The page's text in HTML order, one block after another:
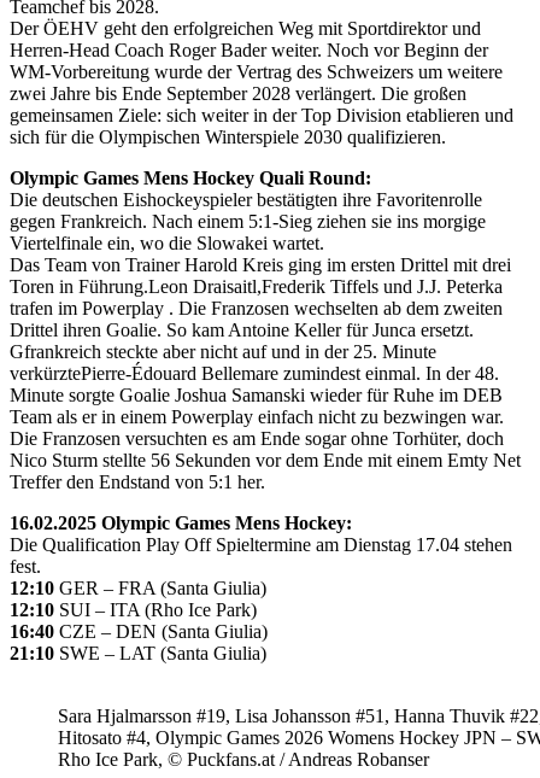
Teamchef bis 2028.
Der ÖEHV geht den erfolgreichen Weg mit Sportdirektor und
Herren-Head Coach Roger Bader weiter. Noch vor Beginn der
WM-Vorbereitung wurde der Vertrag des Schweizers um weitere
zwei Jahre bis Ende September 2028 verlängert. Die großen
gemeinsamen Ziele: sich weiter in der Top Division etablieren und
sich für die Olympischen Winterspiele 2030 qualifizieren.
Olympic Games Mens Hockey Quali Round:
Die deutschen Eishockeyspieler bestätigten ihre Favoritenrolle
gegen Frankreich. Nach einem 5:1-Sieg ziehen sie ins morgige
Viertelfinale ein, wo die Slowakei wartet.
Das Team von Trainer Harold Kreis ging im ersten Drittel mit drei
Toren in Führung.Leon Draisaitl,Frederik Tiffels und J.J. Peterka
trafen im Powerplay . Die Franzosen wechselten ab dem zweiten
Drittel ihren Goalie. So kam Antoine Keller für Junca ersetzt.
Gfrankreich steckte aber nicht auf und in der 25. Minute
verkürztePierre-Édouard Bellemare zumindest einmal. In der 48.
Minute sorgte Goalie Joshua Samanski wieder für Ruhe im DEB
Team als er in einem Powerplay einfach nicht zu bezwingen war.
Die Franzosen versuchten es am Ende sogar ohne Torhüter, doch
Nico Sturm stellte 56 Sekunden vor dem Ende mit einem Emty Net
Treffer den Endstand von 5:1 her.
16.02.2025 Olympic Games Mens Hockey:
Die Qualification Play Off Spieltermine am Dienstag 17.04 stehen
fest.
12:10 GER – FRA (Santa Giulia)
12:10 SUI – ITA (Rho Ice Park)
16:40 CZE – DEN (Santa Giulia)
21:10 SWE – LAT (Santa Giulia)
Sara Hjalmarsson #19, Lisa Johansson #51, Hanna Thuvik
Hitosato #4, Olympic Games 2026 Womens Hockey JPN –
Rho Ice Park, © Puckfans.at / Andreas Robanser